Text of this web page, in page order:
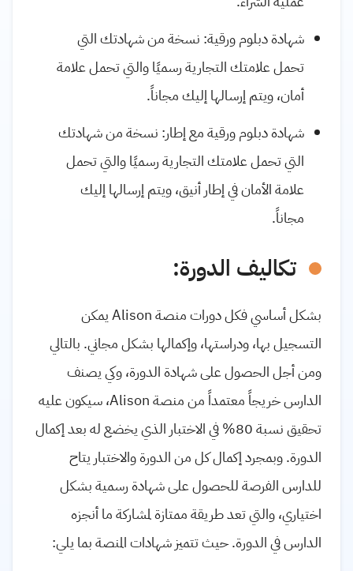
شهادة دبلوم ورقية: نسخة من شهادتك التي
تحمل علامتك التجارية رسميًا والتي تحمل علامة
أمان، ويتم إرسالها إليك مجاناً.
شهادة دبلوم ورقية مع إطار: نسخة من شهادتك
التي تحمل علامتك التجارية رسميًا والتي تحمل
علامة الأمان في إطار أنيق، ويتم إرسالها إليك
مجاناً.
تكاليف الدورة:
بشكل أساسي فكل دورات منصة Alison يمكن
التسجيل بها، ودراستها، وإكمالها بشكل مجاني. بالتالي
ومن أجل الحصول على شهادة الدورة، وكي يصنف
الدارس خريجاً معتمداً من منصة Alison، سيكون عليه
تحقيق نسبة 80% في الاختبار الذي يخضع له بعد إكمال
الدورة. وبمجرد إكمال كل من الدورة والاختبار يتاح
للدارس الفرصة للحصول على شهادة رسمية بشكل
اختياري، والتي تعد طريقة ممتازة لمشاركة ما أنجزه
الدارس في الدورة. حيث تتميز شهادات المنصة بما يلي: